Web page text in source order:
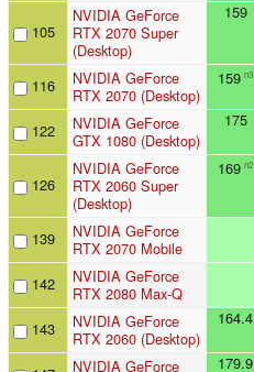
105
NVIDIA GeForce
RTX 2070 Super
(Desktop)
159
116
NVIDIA GeForce
RTX 2070 (Desktop)
159 n3
122
NVIDIA GeForce
GTX 1080 (Desktop)
175
126
NVIDIA GeForce
RTX 2060 Super
(Desktop)
169 n2
139
NVIDIA GeForce
RTX 2070 Mobile
142
NVIDIA GeForce
RTX 2080 Max-Q
143
NVIDIA GeForce
RTX 2060 (Desktop)
164.4
NVIDIA GeForce
179.9